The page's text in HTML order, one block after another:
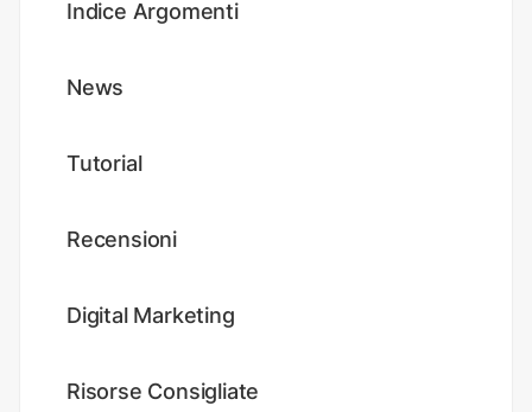
Indice Argomenti
News
Tutorial
Recensioni
Digital Marketing
Risorse Consigliate